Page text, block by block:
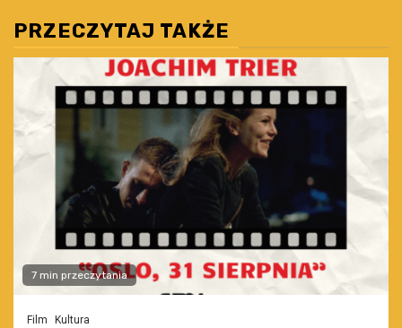
PRZECZYTAJ TAKŻE
7 min przeczytania
Film Kultura